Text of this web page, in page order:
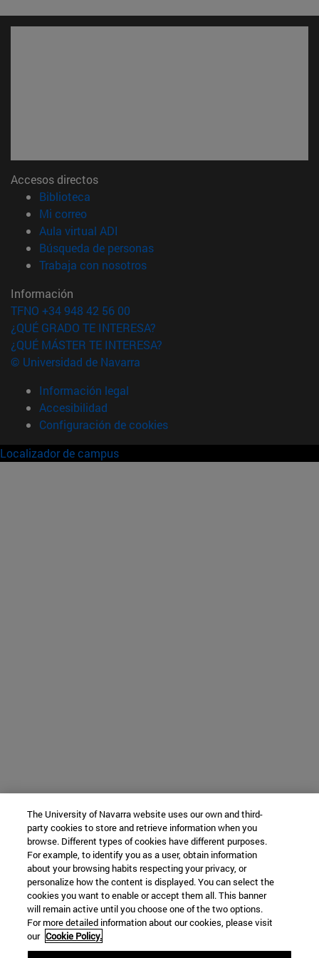
Accesos directos
Biblioteca
Mi correo(abre en nueva ventana)
Aula virtual ADI
Búsqueda de personas(abre en nueva ventana)
Trabaja con nosotros(abre en nueva ventana)
Información
TFNO +34 948 42 56 00
¿QUÉ GRADO TE INTERESA?
¿QUÉ MÁSTER TE INTERESA?
© Universidad de Navarra
Información legal
Accesibilidad
Configuración de cookies
Localizador de campus
The University of Navarra website uses our own and third-
party cookies to store and retrieve information when you
browse. Different types of cookies have different purposes.
For example, to identify you as a user, obtain information
about your browsing habits respecting your privacy, or
personalize how the content is displayed. You can select the
cookies you want to enable or accept them all. This banner
will remain active until you choose one of the two options.
For more detailed information about our cookies, please visit
our Cookie Policy.